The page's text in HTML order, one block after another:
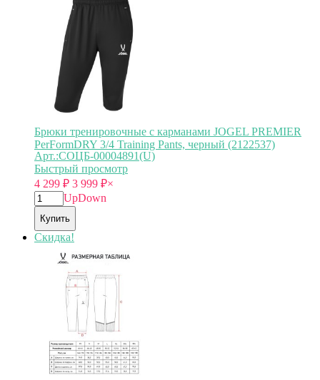
Брюки тренировочные с карманами JOGEL PREMIER
PerFormDRY 3/4 Training Pants, черный (2122537)
Арт.:СОЦБ-00004891(U)
Быстрый просмотр
4 299 ₽ 3 999 ₽×
UpDown
Купить
Скидка!